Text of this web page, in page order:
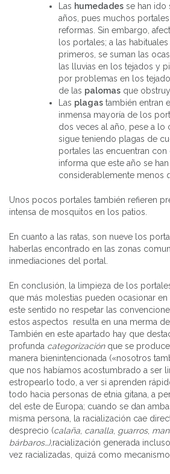
Las humedades se han ido
años, pues muchos
reformas. Sin embargo,
los portales; a las
primeros, se suman las
las lluvias en los tejados y
por problemas en los
de las palomas que
Las plagas también entran
inmensa mayoría de los
dos veces al año, pese a lo
sigue teniendo plagas de
portales las encuentran con
informa que este año se
considerablemente menos
Unos pocos portales también refieren
intensa de mosquitos en los patios.
En cuanto a las ratas, son nueve los
haberlas encontrado en las zonas
inmediaciones del portal.
En conclusión, la limpieza de los
que más molestias pueden ocasionar en
este sentido no respetar las
estos aspectos resulta en una merma
También en este apartado hay que
profunda categorizaciónque se
manera bienintencionada («nosotros
que nos habíamos acostumbrado a ser
estropearlo todo, a ver si aprenden
todo hacia personas de etnia gitana, a
del este de Europa; cuando se dan
misma persona, la racialización cae
desprecio (calaña, canalla, guarros,
bárbaros…),racialización generada
vez racializadas, quizá como